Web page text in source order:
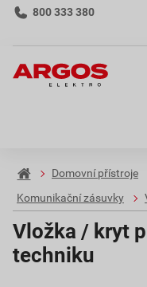
800 333 380
Domovní přístroje
Komunikační zásuvky
Vložka / kryt
techniku